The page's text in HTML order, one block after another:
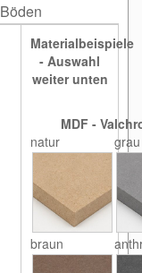
Materialbeispiele
- Auswahl
weiter unten
MDF -
natur
grau
braun